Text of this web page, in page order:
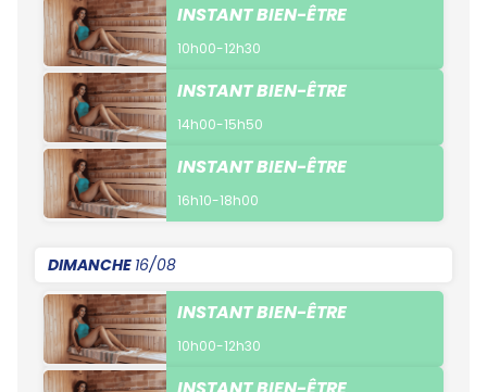
INSTANT BIEN-ÊTRE
10h00-12h30
INSTANT BIEN-ÊTRE
14h00-15h50
INSTANT BIEN-ÊTRE
16h10-18h00
DIMANCHE 16/08
INSTANT BIEN-ÊTRE
10h00-12h30